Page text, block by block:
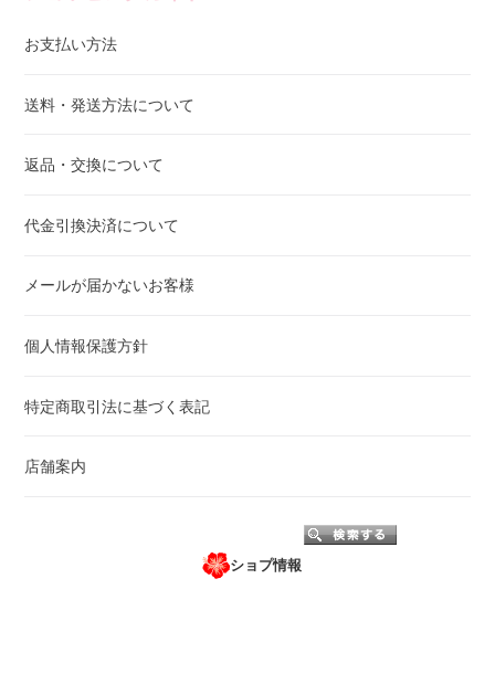
お支払い方法
送料・発送方法について
返品・交換について
代金引換決済について
メールが届かないお客様
個人情報保護方針
特定商取引法に基づく表記
店舗案内
ショプ情報